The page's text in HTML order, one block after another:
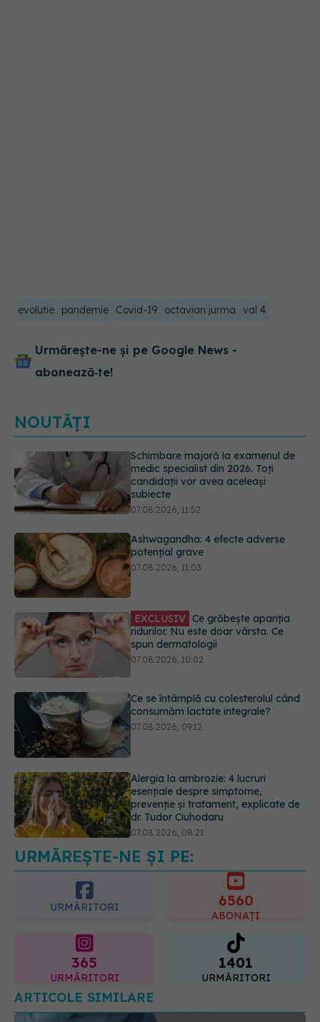
evolutie pandemie Covid-19 octavian jurma val 4
Urmărește-ne și pe Google News -
abonează‑te!
NOUTĂȚI
Ashwagandha: 4 efecte adverse
potențial grave
07.08.2026, 11:03
EXCLUSIV Ce grăbește apariția
ridurilor. Nu este doar vârsta. Ce
Ce se întâmplă cu colesterolul când
consumăm lactate integrale?
07.08.2026, 09:12
Alergia la ambrozie: 4 lucruri
esențiale despre simptome,
Schimbare majoră la examenul de
medic specialist din 2026. Toți
candidații vor avea aceleași
subiecte
07.08.2026, 11:52
URMĂREȘTE-NE ȘI PE:
URMĂRITORI 6560
ABONAȚI
365
URMĂRITORI
1401
URMĂRITORI
ARTICOLE SIMILARE